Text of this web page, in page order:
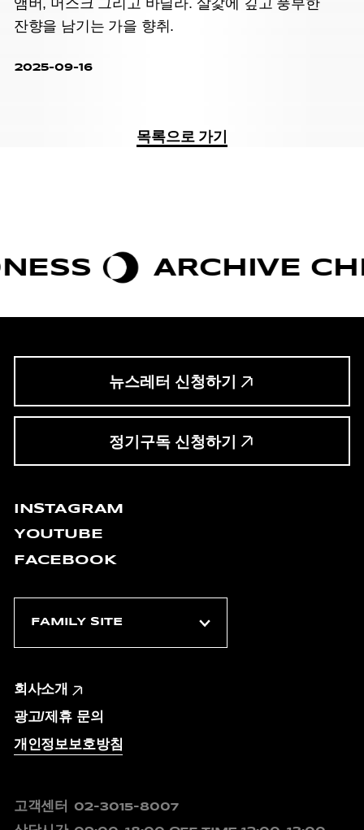
앰버, 머스크 그리고 바닐라. 살갗에 깊고 풍부한
잔향을 남기는 가을 향취.
2025-09-16
목록으로 가기
ARCHIVE CHIC
뉴스레터 신청하기
정기구독 신청하기
INSTAGRAM
YOUTUBE
FACEBOOK
회사소개
광고/제휴 문의
개인정보보호방침
고객센터 02-3015-8007